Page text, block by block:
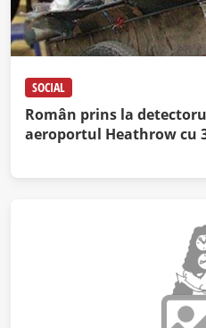
SOCIAL
Român prins la
aeroportul Heathrow cu